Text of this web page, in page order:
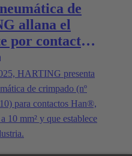
de
allana el
por contacto
HARTING presenta
de crimpado (nº
para contactos Han®,
10 mm² y que establece